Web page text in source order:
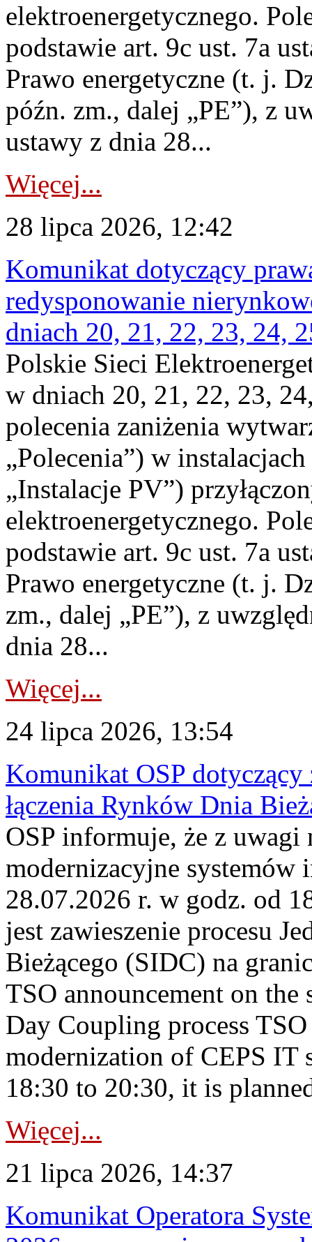
elektroenergetycznego.
podstawie art. 9c ust. 7a
Prawo energetyczne (t. j.
późn. zm., dalej „PE”), z
ustawy z dnia 28...
Więcej...
28 lipca 2026, 12:42
Komunikat dotyczący
redysponowanie
dniach 20, 21, 22, 23, 24,
Polskie Sieci
w dniach 20, 21, 22, 23,
polecenia zaniżenia
„Polecenia”) w
„Instalacje PV”)
elektroenergetycznego.
podstawie art. 9c ust. 7a
Prawo energetyczne (t. j.
zm., dalej „PE”), z
dnia 28...
Więcej...
24 lipca 2026, 13:54
Komunikat OSP dotyczący
łączenia Rynków Dnia
OSP informuje, że z uwagi
modernizacyjne
28.07.2026 r. w godz. od
jest zawieszenie procesu
Bieżącego (SIDC) na
TSO announcement on
Day Coupling process
modernization of CEPS IT
18:30 to 20:30, it is
Więcej...
21 lipca 2026, 14:37
Komunikat Operatora